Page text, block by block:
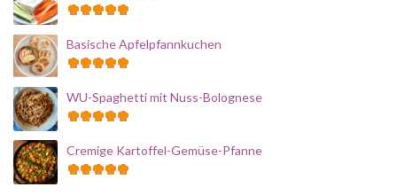
Basische Apfelpfannkuchen
WU-Spaghetti mit Nuss-Bolognese
Cremige Kartoffel-Gemüse-Pfanne